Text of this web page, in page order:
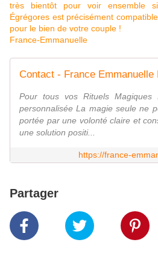
très bientôt pour voir ensemble
Égrégores est précisément
pour le bien de votre couple !
France-Emmanuelle
Contact - France Emmanuelle
Pour tous vos Rituels Magiques
personnalisée La magie seule ne
portée par une volonté claire et
une solution positi...
https://france-
Partager